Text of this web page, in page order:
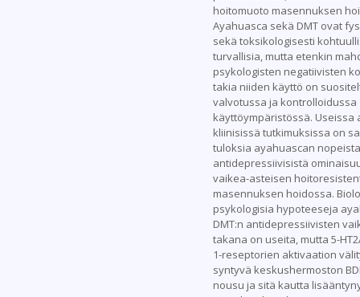
hoitomuoto masennuksen
Ayahuasca sekä DMT ovat
sekä toksikologisesti
turvallisia, mutta etenkin
psykologisten negatiivisten
takia niiden käyttö on
valvotussa ja kontrolloidussa
käyttöympäristössä. Useissa
kliinisissä tutkimuksissa on
tuloksia ayahuascan nopeista
antidepressiivisistä
vaikea-asteisen
masennuksen hoidossa.
psykologisia hypoteeseja
DMT:n antidepressiivisten
takana on useita, mutta 5-
1-reseptorien aktivaation
syntyvä keskushermoston
nousu ja sitä kautta